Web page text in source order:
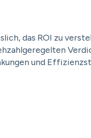
das ROI zu
und